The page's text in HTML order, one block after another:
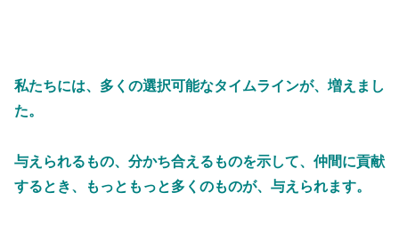
私たちには、多くの選択可能なタイムラインが、増えまし
た。
与えられるもの、分かち合えるものを示して、仲間に貢献
するとき、もっともっと多くのものが、与えられます。